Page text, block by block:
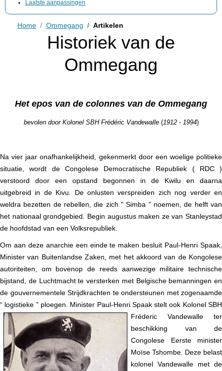
Laatste aanpassingen
Home Ommegang Artikelen
Historiek van de
Ommegang
Het epos van de colonnes van de Ommegang
bevolen door Kolonel SBH Frédéric Vandewalle(1912 - 1994)
Na vier jaar onafhankelijkheid, gekenmerkt door een woelige politieke
situatie, wordt de Congolese Democratische Republiek ( RDC )
verstoord door een opstand begonnen in de Kwilu en daarna
uitgebreid in de Kivu. De onlusten verspreiden zich nog verder en
weldra bezetten de rebellen, die zich " Simba " noemen, de helft van
het nationaal grondgebied. Begin augustus maken ze van Stanleystad
de hoofdstad van een Volksrepubliek.
Om aan deze anarchie een einde te maken besluit Paul-Henri Spaak,
Minister van Buitenlandse Zaken, met het akkoord van de Kongolese
autoriteiten, om bovenop de reeds aanwezige militaire technische
bijstand, de Luchtmacht te versterken met Belgische bemanningen en
de gouvernementele Strijdkrachten te ondersteunen met zogenaamde
“ logistieke ” ploegen. Minister Paul-Henri Spaak stelt ook Kolonel SBH
Fréderic Vandewalle ter
beschikking van de
Congolese Eerste minister
Moïse Tshombe. Deze belast
kolonel Vandewalle met de